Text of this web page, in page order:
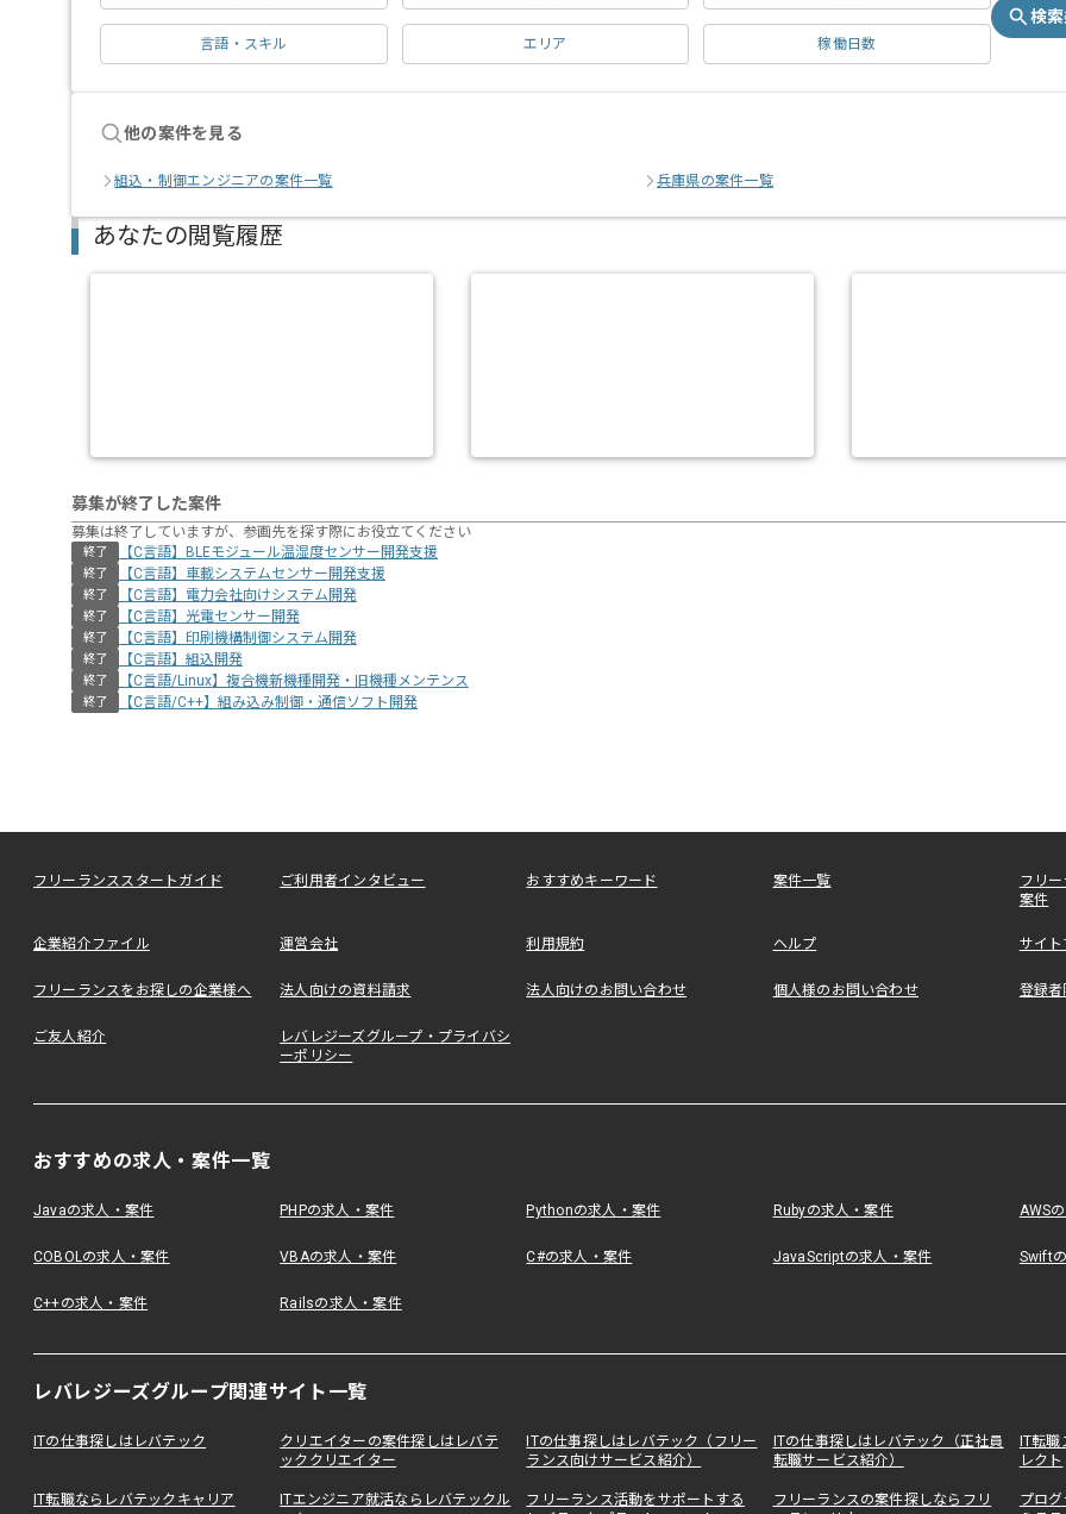
言語・スキル エリア 稼働日数
検
他の案件を見る
組込・制御エンジニアの案件一覧 兵庫県の案件一覧
あなたの閲覧履歴
募集が終了した案件
募集は終了していますが、参画先を探す際にお役立てください
終了 【C言語】BLEモジュール温湿度センサー開発支援
終了 【C言語】車載システムセンサー開発支援
終了 【C言語】電力会社向けシステム開発
終了 【C言語】光電センサー開発
終了 【C言語】印刷機構制御システム開発
終了 【C言語】組込開発
終了 【C言語/Linux】複合機新機種開発・旧機種メンテンス
終了 【C言語/C++】組み込み制御・通信ソフト開発
フリーランススタートガイド ご利用者インタビュー おすすめキーワード 案件一覧
フリ
案件
企業紹介ファイル 運営会社 利用規約 ヘルプ サイ
フリーランスをお探しの企業様へ 法人向けの資料請求 法人向けのお問い合わせ 個人様のお問い合わせ 登録者
ご友人紹介
レバレジーズグループ・プライバシ
ーポリシー
おすすめの求人・案件一覧
Javaの求人・案件 PHPの求人・案件 Pythonの求人・案件 Rubyの求人・案件 AWS
COBOLの求人・案件 VBAの求人・案件 C#の求人・案件 JavaScriptの求人・案件 Swift
C++の求人・案件 Railsの求人・案件
レバレジーズグループ関連サイト一覧
ITの仕事探しはレバテック
クリエイターの案件探しはレバテ
ッククリエイター
ITの仕事探しはレバテック（フリー
ランス向けサービス紹介）
ITの仕事探しはレバテック（正社員
転職サービス紹介）
IT転
レクト
IT転職ならレバテックキャリア
ITエンジニア就活ならレバテックル
フリーランス活動をサポートする
フリーランスの案件探しならフリ
プロ